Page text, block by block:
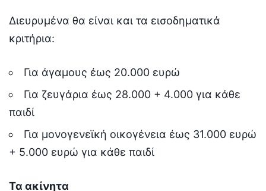
Διευρυμένα θα είναι και τα εισοδηματικά
κριτήρια:
Για άγαμους έως 20.000 ευρώ
Για ζευγάρια έως 28.000 + 4.000 για κάθε
παιδί
Για μονογενεϊκή οικογένεια έως 31.000 ευρώ
+ 5.000 ευρώ για κάθε παιδί
Τα ακίνητα